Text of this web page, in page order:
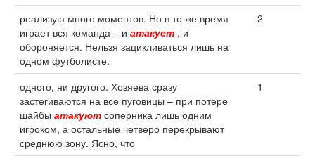
реализую много моментов. Но в то же время
играет вся команда – и атакует , и
обороняется. Нельзя зацикливаться лишь на
одном футболисте.
2
одного, ни другого. Хозяева сразу
застегиваются на все пуговицы – при потере
шайбы атакуют соперника лишь одним
игроком, а остальные четверо перекрывают
среднюю зону. Ясно, что
1